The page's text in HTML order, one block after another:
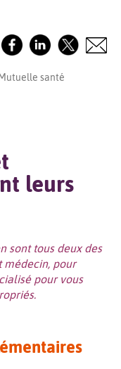
Mutuelle santé
leurs
sont tous deux des
médecin, pour
pour vous